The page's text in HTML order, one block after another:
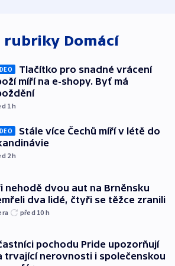
rubriky Domácí
Tlačítko pro snadné vrácení
míří na e-shopy. Byť má
1h
Stále více Čechů míří v létě do
2h
nehodě dvou aut na Brněnsku
dva lidé, čtyři se těžce zranili
před 10 h
pochodu Pride upozorňují
trvající nerovnosti i společenskou